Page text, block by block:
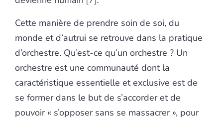
Cette manière de prendre soin de soi, du
monde et d’autrui se retrouve dans la pratique
d’orchestre. Qu’est-ce qu’un orchestre ? Un
orchestre est une communauté dont la
caractéristique essentielle et exclusive est de
se former dans le but de s’accorder et de
pouvoir « s’opposer sans se massacrer », pour